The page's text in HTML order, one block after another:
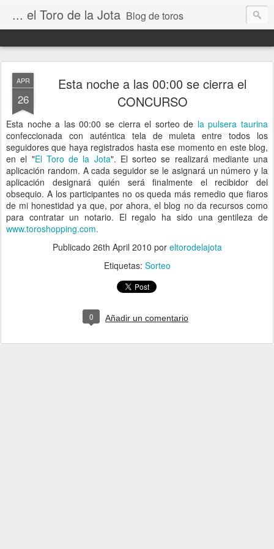
... el Toro de la Jota Blog de toros
APR
26
Esta noche a las 00:00 se cierra el
CONCURSO
Esta noche a las 00:00 se cierra el sorteo de la pulsera taurina
confeccionada con auténtica tela de muleta entre todos los
seguidores que haya registrados hasta ese momento en este blog,
en el "El Toro de la Jota". El sorteo se realizará mediante una
aplicación random. A cada seguidor se le asignará un número y la
aplicación designará quién será finalmente el recibidor del
obsequio. A los participantes no os queda más remedio que fiaros
de mi honestidad ya que, por ahora, el blog no da recursos como
para contratar un notario. El regalo ha sido una gentileza de
www.toroshopping.com.
Publicado 26th April 2010 por eltorodelajota
Etiquetas: Sorteo
0 Añadir un comentario